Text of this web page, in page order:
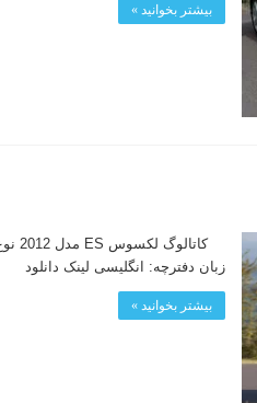
بیشتر بخوانید »
زبان دفترچه: انگلیسی لینک دانلود
بیشتر بخوانید »